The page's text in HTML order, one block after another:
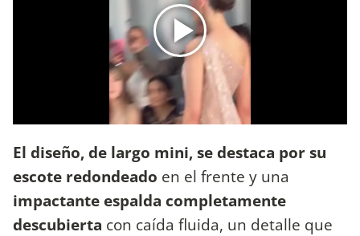
El diseño, de largo mini, se destaca por su
escote redondeado en el frente y una
impactante espalda completamente
descubierta con caída fluida, un detalle que